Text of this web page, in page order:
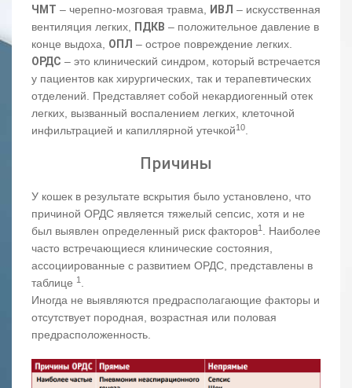
ЧМТ – черепно-мозговая травма, ИВЛ – искусственная
вентиляция легких, ПДКВ – положительное давление в
конце выдоха, ОПЛ – острое повреждение легких.
ОРДС – это клинический синдром, который встречается
у пациентов как хирургических, так и терапевтических
отделений. Представляет собой некардиогенный отек
легких, вызванный воспалением легких, клеточной
инфильтрацией и капиллярной утечкой10.
Причины
У кошек в результате вскрытия было установлено, что
причиной ОРДС является тяжелый сепсис, хотя и не
был выявлен определенный риск факторов1 . Наиболее
часто встречающиеся клинические состояния,
ассоциированные с развитием ОРДС, представлены в
таблице 1 .
Иногда не выявляются предрасполагающие факторы и
отсутствует породная, возрастная или половая
предрасположенность.